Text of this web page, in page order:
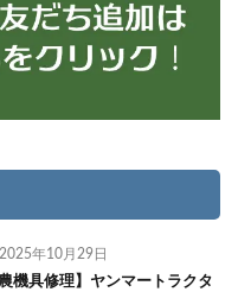
2025年10月29日
農機具修理】ヤンマートラクタ